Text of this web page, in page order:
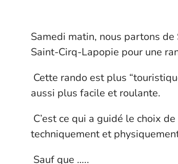
Samedi matin, nous partons
Saint-Cirq-Lapopie pour une
Cette rando est plus
aussi plus facile et roulante.
C’est ce qui a guidé le choix
techniquement et
Sauf que …..